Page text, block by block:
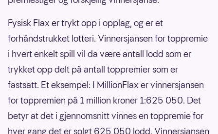
Fysisk Flax er trykt opp i opplag, og er et
forhåndstrukket lotteri. Vinnersjansen for toppremie
i hvert enkelt spill vil da være antall lodd som er
trykket opp delt på antall toppremier som er
fastsatt. Et eksempel: I MillionFlax er vinnersjansen
for toppremien på 1 million kroner 1:625 050. Det
betyr at det i gjennomsnitt vinnes en toppremie for
hver gang det er solgt 625 050 lodd. Vinnersjansen